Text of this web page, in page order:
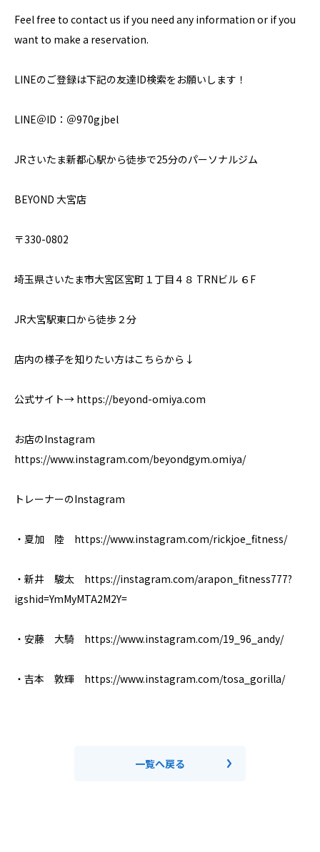
Feel free to contact us if you need any information or if you
want to make a reservation.
LINEのご登録は下記の友達ID検索をお願いします！
LINE＠ID：＠970gjbel
JRさいたま新都心駅から徒歩で25分のパーソナルジム
BEYOND 大宮店
〒330-0802
埼玉県さいたま市大宮区宮町１丁目４８ TRNビル ６F
JR大宮駅東口から徒歩２分
店内の様子を知りたい方はこちらから↓
公式サイト→ https://beyond-omiya.com
お店のInstagram
https://www.instagram.com/beyondgym.omiya/
トレーナーのInstagram
・夏加 陸 https://www.instagram.com/rickjoe_fitness/
・新井 駿太 https://instagram.com/arapon_fitness777?
igshid=YmMyMTA2M2Y=
・安藤 大騎 https://www.instagram.com/19_96_andy/
・吉本 敦輝 https://www.instagram.com/tosa_gorilla/
一覧へ戻る